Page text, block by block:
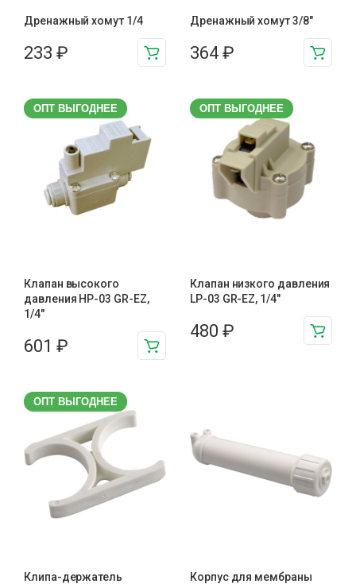
Дренажный хомут 1/4
233 ₽
Дренажный хомут 3/8"
364 ₽
ОПТ ВЫГОДНЕЕ
Клапан высокого
давления HP-03 GR-EZ,
1/4"
601 ₽
ОПТ ВЫГОДНЕЕ
Клапан низкого давления
LP-03 GR-EZ, 1/4"
480 ₽
ОПТ ВЫГОДНЕЕ
Клипа-держатель
Корпус для мембраны